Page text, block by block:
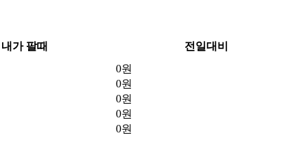
내가 팔때
전일대비
0원
0원
0원
0원
0원